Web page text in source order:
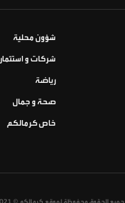
شؤون محلية
شركات و استثمار
رياضة
صحة و جمال
خاص كرمالكم